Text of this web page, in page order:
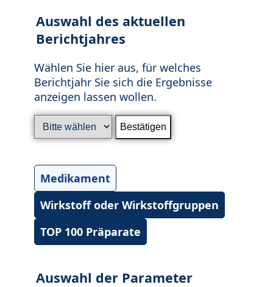
Auswahl des aktuellen
Berichtjahres
Wählen Sie hier aus, für welches
Berichtjahr Sie sich die Ergebnisse
anzeigen lassen wollen.
Medikament
Wirkstoff oder Wirkstoffgruppen
TOP 100 Präparate
Auswahl der Parameter